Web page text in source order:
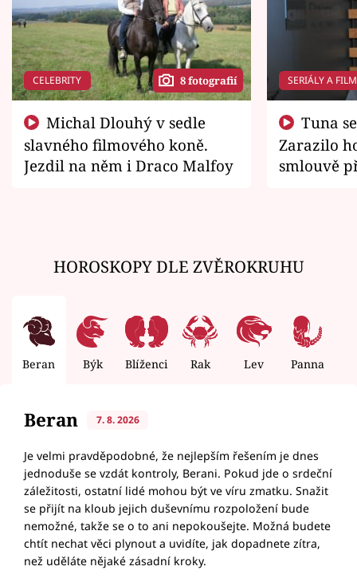
CELEBRITY 8 fotografií
slavného filmového koně.
Jezdil na něm i Draco Malfoy
SERIÁLY A
Zarazilo
smlouvě
HOROSKOPY DLE ZVĚROKRUHU
Beran Býk Blíženci Rak Lev Panna
Beran 7. 8. 2026
Je velmi pravděpodobné, že nejlepším řešením je dnes
jednoduše se vzdát kontroly, Berani. Pokud jde o srdeční
záležitosti, ostatní lidé mohou být ve víru zmatku. Snažit
se přijít na kloub jejich duševnímu rozpoložení bude
nemožné, takže se o to ani nepokoušejte. Možná budete
chtít nechat věci plynout a uvidíte, jak dopadnete zítra,
než uděláte nějaké zásadní kroky.